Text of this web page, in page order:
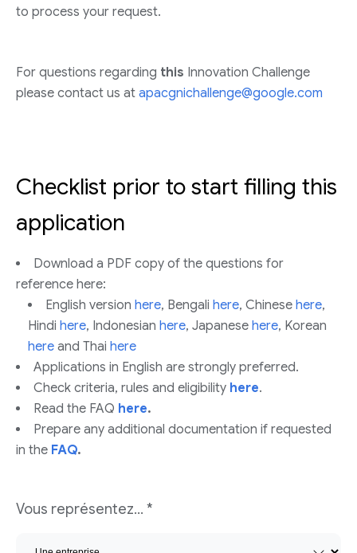
to process your request.
For questions regarding this Innovation Challenge
please contact us at apacgnichallenge@google.com
Checklist prior to start filling this
application
Download a PDF copy of the questions for
reference here:
English version here, Bengali here, Chinese here,
Hindi here, Indonesian here, Japanese here, Korean
here and Thai here
Applications in English are strongly preferred.
Check criteria, rules and eligibility here.
Read the FAQ here.
Prepare any additional documentation if requested
in the FAQ.
Vous représentez… *